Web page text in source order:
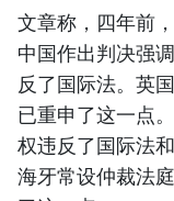
文章称，四年前
中国作出判决强
反了国际法。英
已重申了这一点
权违反了国际法
海牙常设仲裁法